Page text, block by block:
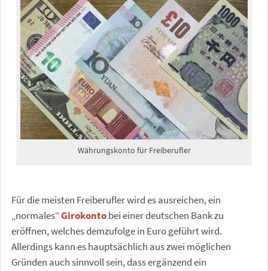
Währungskonto für Freiberufler
Für die meisten Freiberufler wird es ausreichen, ein
„normales“Girokontobei einer deutschen Bank zu
eröffnen, welches demzufolge in Euro geführt wird.
Allerdings kann es hauptsächlich aus zwei möglichen
Gründen auch sinnvoll sein, dass ergänzend ein